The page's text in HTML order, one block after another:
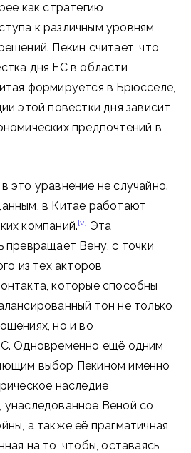
как стратегию
к различным уровням
Пекин считает, что
дня ЕС в области
формируется в Брюсселе,
этой повестки дня зависит
предпочтений в
это уравнение не случайно.
в Китае работают
компаний.[v] Эта
превращает Вену, с точки
из тех акторов
которые способны
тон не только
но и во
Одновременно ещё одним
выбор Пекином именно
наследие
унаследованное Веной со
а также её прагматичная
на то, чтобы, оставаясь